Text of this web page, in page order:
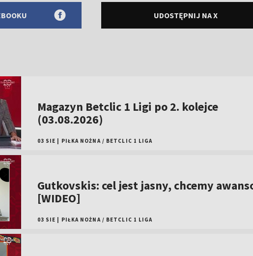
UDOSTĘPNIJ NA X
Magazyn Betclic 1 Ligi po 2. kolejce
(03.08.2026)
03 SIE PIŁKA NOŻNA / BETCLIC 1 LIGA
Gutkovskis: cel jest jasny, chcemy
[WIDEO]
03 SIE PIŁKA NOŻNA / BETCLIC 1 LIGA